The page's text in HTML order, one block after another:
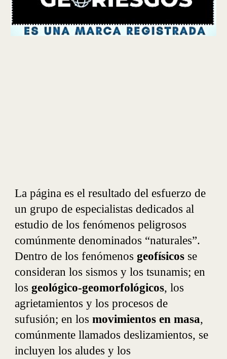
La página es el resultado del esfuerzo de
un grupo de especialistas dedicados al
estudio de los fenómenos peligrosos
comúnmente denominados “naturales”.
Dentro de los fenómenos geofísicos se
consideran los sismos y los tsunamis; en
los geológico-geomorfológicos, los
agrietamientos y los procesos de
sufusión; en losmovimientos en masa,
comúnmente llamados deslizamientos, se
incluyen los aludes y los